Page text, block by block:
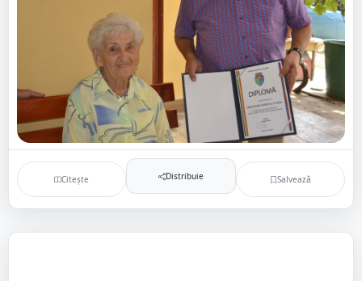
Citește Distribuie Salvează